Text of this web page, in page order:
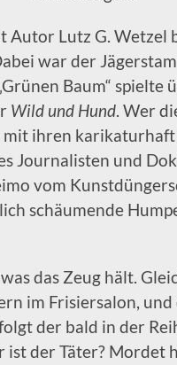
Autor Lutz G. Wetzel
war der
Baum“ spielte
Wild und Hund. Wer
ihren
Journalisten und
vom
schäumende
das Zeug hält.
im Frisiersalon,
der bald in der
ist der Täter? Mordet